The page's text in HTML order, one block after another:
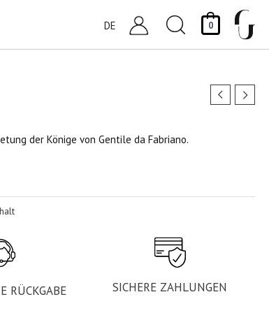
DE Suchen
0
der Könige von Gentile da Fabriano.
RÜCKGABE SICHERE ZAHLUNGEN